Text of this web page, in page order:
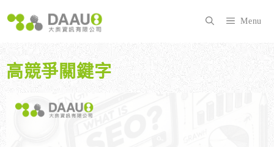
至
內
容
Menu
高競爭關鍵字